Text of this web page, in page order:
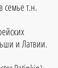
т.н.
и Латвии.